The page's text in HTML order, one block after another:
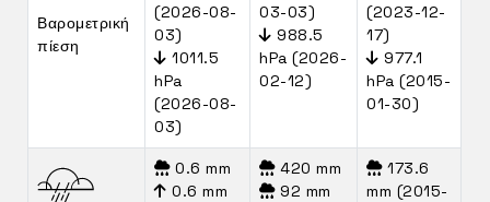
Βαρομετρική
πίεση
(2026-08-
03)
1011.5
hPa
(2026-08-
03)
03-03)
988.5
hPa (2026-
02-12)
(2023-12-
17)
977.1
hPa (2015-
01-30)
0.6 mm
0.6 mm
420 mm
92 mm
173.6
mm (2015-